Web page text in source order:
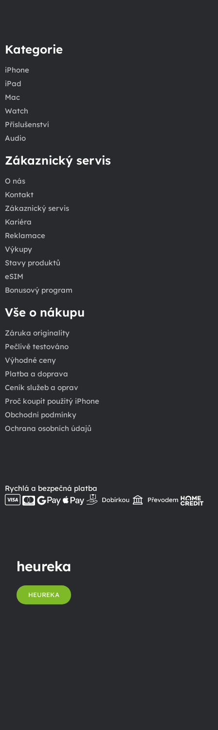
Kategorie
iPhone
iPad
Mac
Watch
Příslušenství
Audio
Zákaznický servis
O nás
Kontakt
Zákaznický servis
Kariéra
Reklamace
Výkupy
Stavy produktů
eSIM
Bonusový program
Vše o nákupu
Záruka originality
Pečlivě testováno
Výhodné ceny
Platba a doprava
Ceník služeb a oprav
Proč koupit použitý iPhone
Obchodní podmínky
Ochrana osobních údajů
Rychlá a bezpečná platba
heureka
HEUREKA